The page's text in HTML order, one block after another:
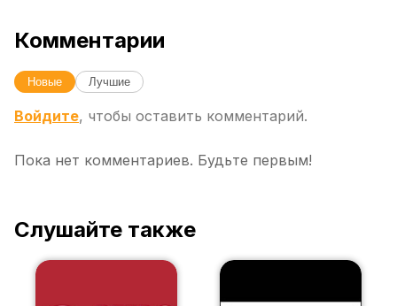
Комментарии
Новые Лучшие
Войдите, чтобы оставить комментарий.
Пока нет комментариев. Будьте первым!
Слушайте также